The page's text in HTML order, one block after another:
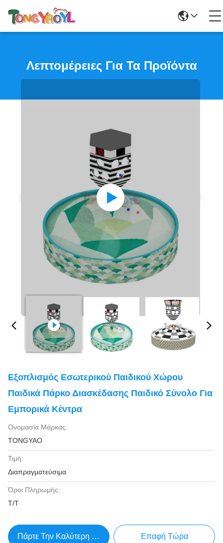
Λεπτομέρειες Για Τα Προϊόντα
Εξοπλισμός Εσωτερικού Παιδικού Χώρου
Παιδικά Πάρκο Διασκέδασης Παιδικό Σύνολο Για
Εμπορικά Κέντρα
Ονομασία Μάρκας:
TONGYAO
Τιμή:
Διαπραγματεύσιμα
Όροι Πληρωμής:
Τ/Τ
Πάρτε Την Καλύτερη Τιμή Επαφή Τώρα